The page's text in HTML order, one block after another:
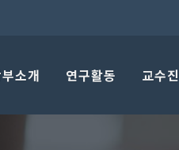
소개 연구활동 교수진